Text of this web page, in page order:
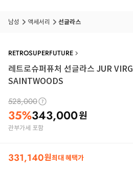
남성 액세서리 선글라스
RETROSUPERFUTURE
레트로슈퍼퓨처 선글라스 JUR
SAINTWOODS
528,000
35%343,000원
관부가세 포함
331,140원최대 혜택가